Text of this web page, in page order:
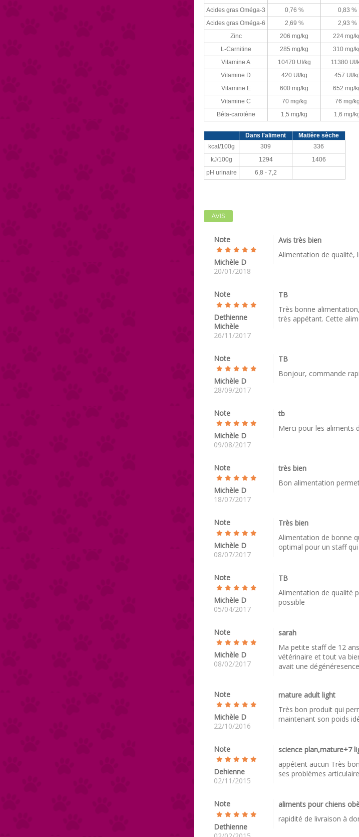
Acides gras Oméga-3
0,76 % 0,83 %
Acides gras Oméga-6
2,69 % 2,93 %
Zinc
206 mg/kg 224 mg/
L-Carnitine
285 mg/kg 310 mg/
Vitamine A
10470 UI/kg 11380 UI/
Vitamine D
420 UI/kg 457 UI/
Vitamine E
600 mg/kg 652 mg/
Vitamine C
70 mg/kg 76 mg/kg
Béta-carotène
1,5 mg/kg 1,6 mg/
Dans l'aliment
Matière sèche
kcal/100g
309
336
kJ/100g
1294
1406
pH urinaire
6,8 - 7,2
AVIS
Note
Michèle D
20/01/2018
Avis très bien
Alimentation de qualité,
Note
Dethienne
Michèle
26/11/2017
TB
Très bonne
très appétant. Cette
Note
Michèle D
28/09/2017
TB
Bonjour, commande
Note
Michèle D
09/08/2017
tb
Merci pour les aliments
Note
Michèle D
18/07/2017
très bien
Bon alimentation
Note
Michèle D
08/07/2017
Très bien
Alimentation de bonne
optimal pour un staff
Note
Michèle D
05/04/2017
TB
Alimentation de qualité
possible
Note
Michèle D
08/02/2017
sarah
Ma petite staff de 12
vétérinaire et tout va
avait une
Note
Michèle D
22/10/2016
mature adult light
Très bon produit qui
maintenant son poids
Note
Dehienne
02/11/2015
science plan,mature+7
appétent aucun Très
ses problèmes
Note
Dethienne
aliments pour chiens
rapidité de livraison à